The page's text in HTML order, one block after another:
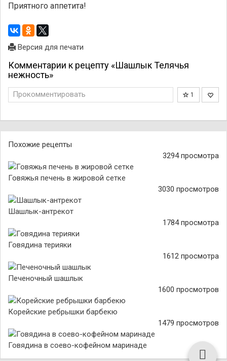
Приятного аппетита!
Версия для печати
Комментарии к рецепту «Шашлык Телячья
нежность»
1
Прокомментировать
Похожие рецепты
3294 просмотра
Говяжья печень в жировой сетке
3030 просмотров
Шашлык-антрекот
1784 просмотра
Говядина терияки
1612 просмотра
Печеночный шашлык
1600 просмотров
Корейские ребрышки барбекю
1479 просмотров
Говядина в соево-кофейном маринаде